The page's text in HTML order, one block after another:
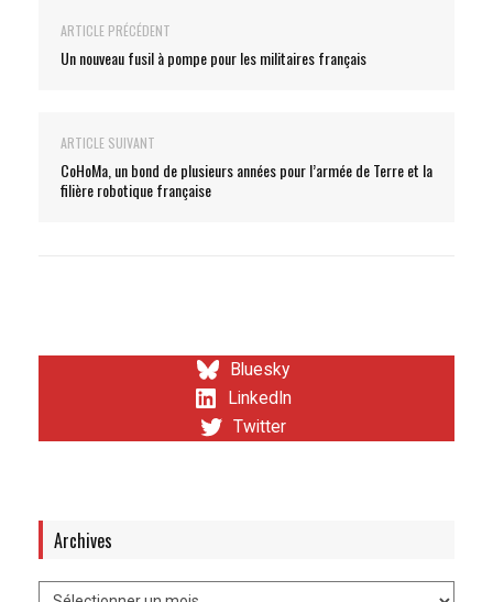
ARTICLE PRÉCÉDENT
Un nouveau fusil à pompe pour les militaires français
ARTICLE SUIVANT
CoHoMa, un bond de plusieurs années pour l’armée de Terre et la
filière robotique française
Bluesky
LinkedIn
Twitter
Archives